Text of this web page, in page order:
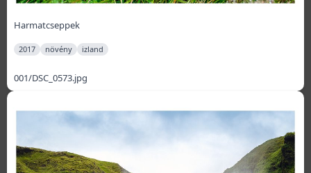
Harmatcseppek
2017 növény izland
001/DSC_0573.jpg